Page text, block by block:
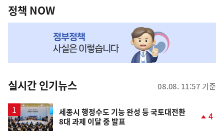
책
NOW,
뉴
스
정책 NOW
실시간 인기뉴스 08.08. 11:57 기준
세종시 행정수도 기능 완성 등 국토대전환
8대 과제 이달 중 발표
4